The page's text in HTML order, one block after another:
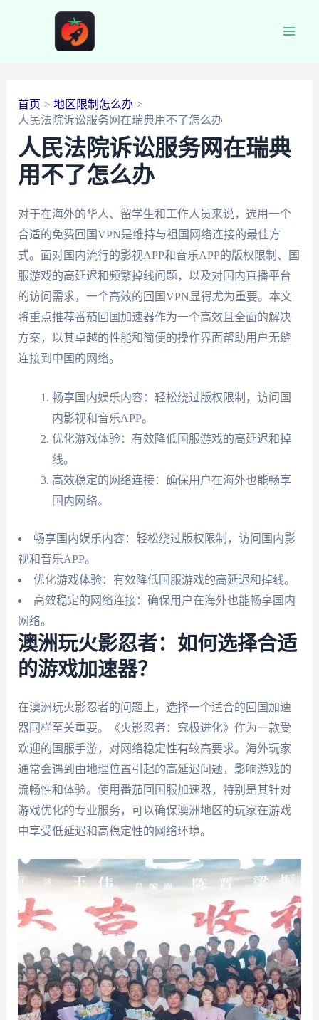
首页
地区限制怎么办
人民法院诉讼服务网在瑞典用不了怎么办
人民法院诉讼服务网在瑞典
用不了怎么办
对于在海外的华人、留学生和工作人员来说，选用一个
合适的免费回国VPN是维持与祖国网络连接的最佳方
式。面对国内流行的影视APP和音乐APP的版权限制、国
服游戏的高延迟和频繁掉线问题，以及对国内直播平台
的访问需求，一个高效的回国VPN显得尤为重要。本文
将重点推荐番茄回国加速器作为一个高效且全面的解决
方案，以其卓越的性能和简便的操作界面帮助用户无缝
连接到中国的网络。
畅享国内娱乐内容：轻松绕过版权限制，访问国
内影视和音乐APP。
优化游戏体验：有效降低国服游戏的高延迟和掉
线。
高效稳定的网络连接：确保用户在海外也能畅享
国内网络。
畅享国内娱乐内容：轻松绕过版权限制，访问国内影
视和音乐APP。
优化游戏体验：有效降低国服游戏的高延迟和掉线。
高效稳定的网络连接：确保用户在海外也能畅享国内
网络。
澳洲玩火影忍者：如何选择合适
的游戏加速器？
在澳洲玩火影忍者的问题上，选择一个适合的回国加速
器同样至关重要。《火影忍者：究极进化》作为一款受
欢迎的国服手游，对网络稳定性有较高要求。海外玩家
通常会遇到由地理位置引起的高延迟问题，影响游戏的
流畅性和体验。使用番茄回国服加速器，特别是其针对
游戏优化的专业服务，可以确保澳洲地区的玩家在游戏
中享受低延迟和高稳定性的网络环境。